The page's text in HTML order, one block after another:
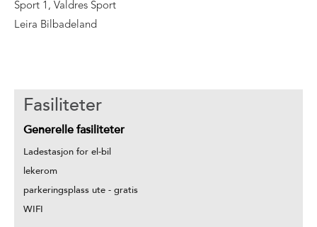
Sport 1, Valdres Sport
Leira Bilbadeland
Fasiliteter
Generelle fasiliteter
Ladestasjon for el-bil
lekerom
parkeringsplass ute - gratis
WIFI